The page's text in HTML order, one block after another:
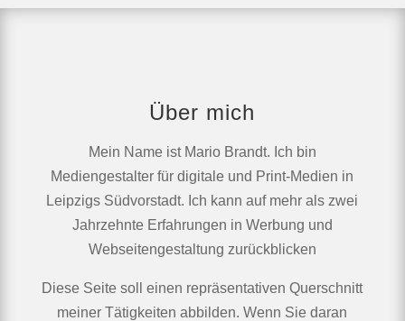
Über mich
Mein Name ist Mario Brandt. Ich bin
Mediengestalter für digitale und Print-Medien in
Leipzigs Südvorstadt. Ich kann auf mehr als zwei
Jahrzehnte Erfahrungen in Werbung und
Webseitengestaltung zurückblicken
Diese Seite soll einen repräsentativen Querschnitt
meiner Tätigkeiten abbilden. Wenn Sie daran